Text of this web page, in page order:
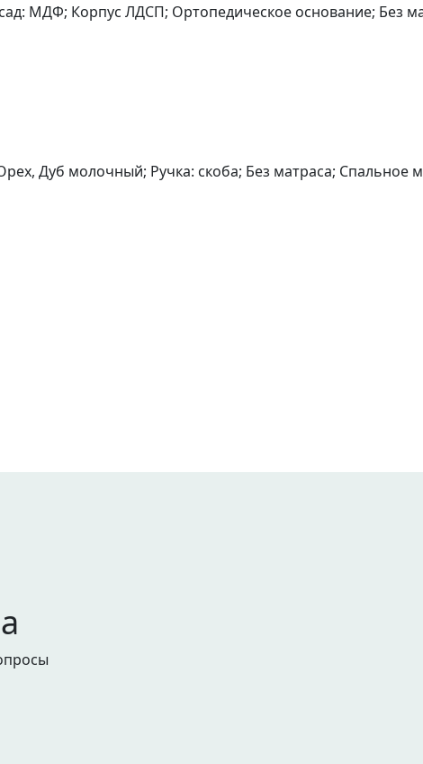
МДФ; Корпус ЛДСП; Ортопедическое основание; Без
Дуб молочный; Ручка: скоба; Без матраса; Спальное